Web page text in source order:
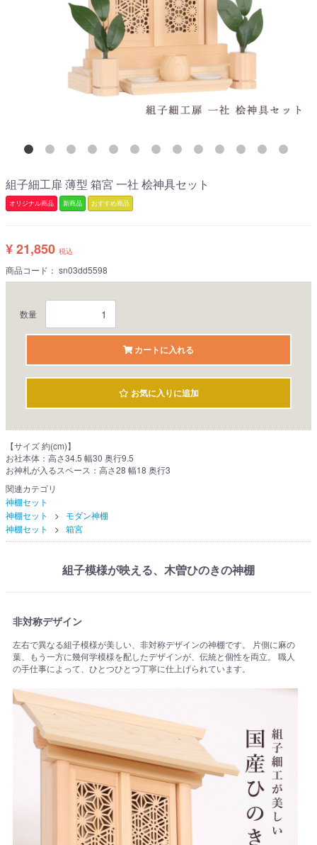
組子細工扉 薄型 箱宮 一社 桧神具セット
オリジナル商品 新商品 おすすめ商品
¥ 21,850 税込
商品コード： sn03dd5598
数量
カートに入れる
お気に入りに追加
【サイズ 約(cm)】
お社本体：高さ34.5 幅30 奥行9.5
お神札が入るスペース：高さ28 幅18 奥行3
関連カテゴリ
神棚セット
神棚セット
モダン神棚
神棚セット
箱宮
組子模様が映える、木曽ひのきの神棚
非対称デザイン
左右で異なる組子模様が美しい、非対称デザインの神棚です。 片側に麻の
葉、もう一方に幾何学模様を配したデザインが、伝統と個性を両立。 職人
の手仕事によって、ひとつひとつ丁寧に仕上げられています。